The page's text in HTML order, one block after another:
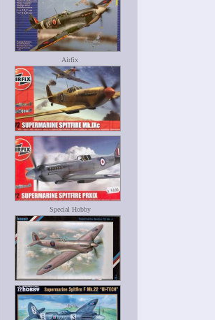
Airfix
Special Hobby